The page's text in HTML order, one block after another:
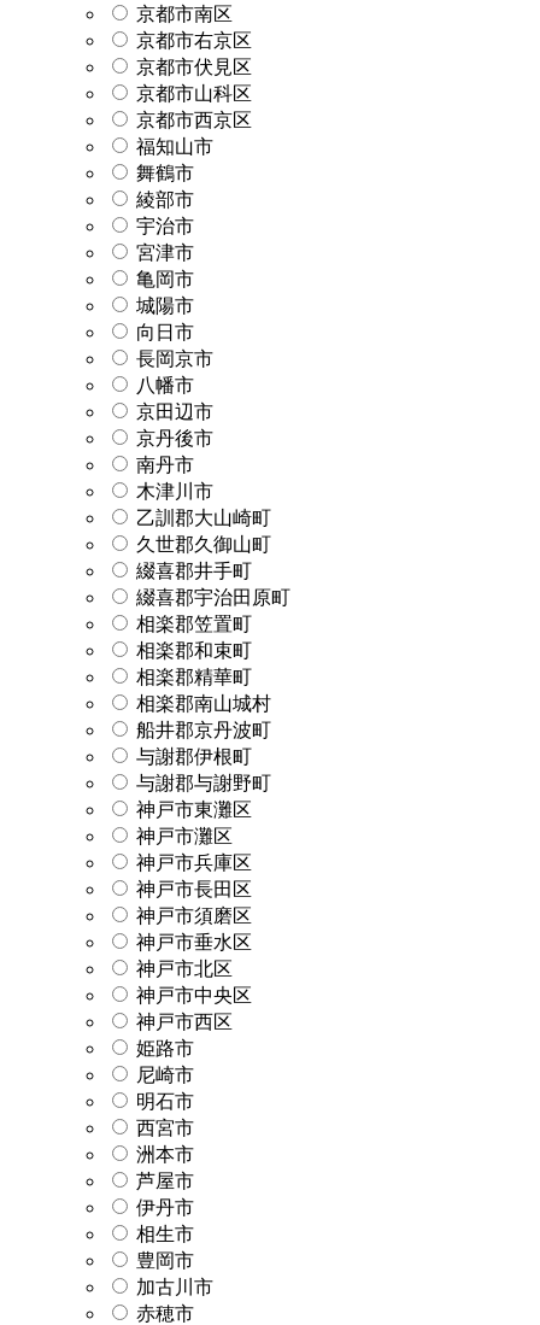
京都市南区
京都市右京区
京都市伏見区
京都市山科区
京都市西京区
福知山市
舞鶴市
綾部市
宇治市
宮津市
亀岡市
城陽市
向日市
長岡京市
八幡市
京田辺市
京丹後市
南丹市
木津川市
乙訓郡大山崎町
久世郡久御山町
綴喜郡井手町
綴喜郡宇治田原町
相楽郡笠置町
相楽郡和束町
相楽郡精華町
相楽郡南山城村
船井郡京丹波町
与謝郡伊根町
与謝郡与謝野町
神戸市東灘区
神戸市灘区
神戸市兵庫区
神戸市長田区
神戸市須磨区
神戸市垂水区
神戸市北区
神戸市中央区
神戸市西区
姫路市
尼崎市
明石市
西宮市
洲本市
芦屋市
伊丹市
相生市
豊岡市
加古川市
赤穂市